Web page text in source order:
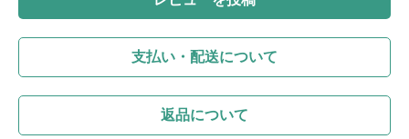
支払い・配送について
返品について